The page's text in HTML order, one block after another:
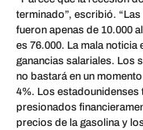
terminado”, escribió.
fueron apenas de 10.000
es 76.000. La mala noticia
ganancias salariales. Los
no bastará en un
4%. Los estadounidenses
presionados
precios de la gasolina y